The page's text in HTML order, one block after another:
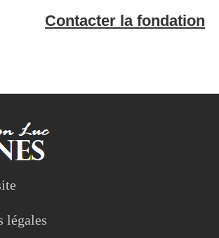
Contacter la fondation
légales